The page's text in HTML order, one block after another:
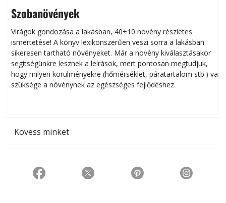
Szobanövények
Virágok gondozása a lakásban, 40+10 növény részletes
ismertetése! A könyv lexikonszerűen veszi sorra a lakásban
sikeresen tart­ha­tó növényeket. Már a növény kiválasztásakor
segítségünkre lesznek a leírások, mert pontosan megtudjuk,
hogy milyen körülményekre (hőmérséklet, páratartalom stb.) van
szüksége a növénynek az egészséges fejlődéshez.
Kövess minket